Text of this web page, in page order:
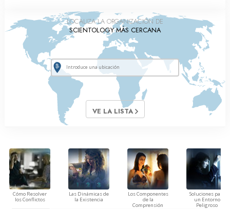
LOCALIZA LA ORGANIZACIÓN DE
SCIENTOLOGY MÁS CERCANA
VE LA LISTA
Cómo Resolver
los Conflictos
Las Dinámicas de
la Existencia
Los Componentes
de la
Comprensión
Soluciones para
un Entorno
Peligroso